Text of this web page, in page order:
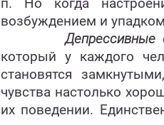
п. Но когда
возбуждением и
Депрессивные
который у каждого
становятся
чувства настолько
их поведении.